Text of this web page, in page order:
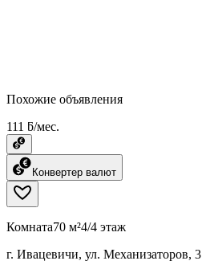
Похожие объявления
111 ƃ/мес.
Конвертер валют
Комната70 м²4/4 этаж
г. Ивацевичи, ул. Механизаторов, 3